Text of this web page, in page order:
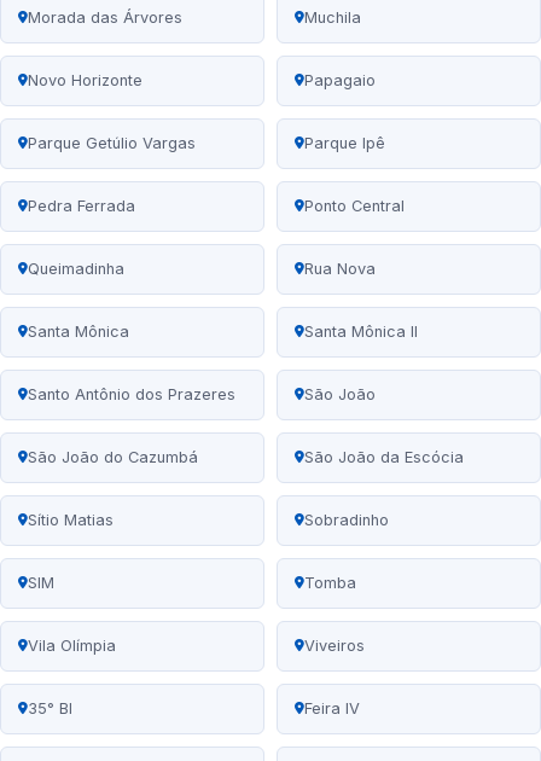
Morada das Árvores Muchila
Novo Horizonte Papagaio
Parque Getúlio Vargas Parque Ipê
Pedra Ferrada Ponto Central
Queimadinha Rua Nova
Santa Mônica Santa Mônica II
Santo Antônio dos Prazeres São João
São João do Cazumbá São João da Escócia
Sítio Matias Sobradinho
SIM Tomba
Vila Olímpia Viveiros
35° BI Feira IV